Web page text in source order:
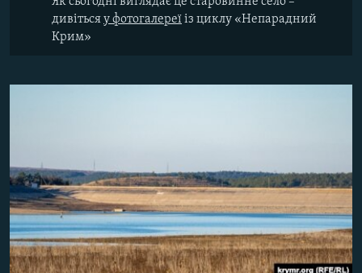
дивітьсяу фотогалереїіз циклу «Непарадний
Крим»​